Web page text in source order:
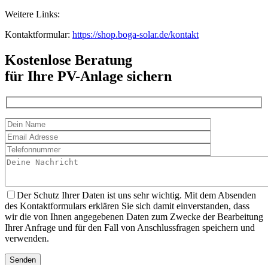
Weitere Links:
Kontaktformular: https://shop.boga-solar.de/kontakt
Kostenlose Beratung
für Ihre PV-Anlage sichern
Der Schutz Ihrer Daten ist uns sehr wichtig. Mit dem Absenden
des Kontaktformulars erklären Sie sich damit einverstanden, dass
wir die von Ihnen angegebenen Daten zum Zwecke der Bearbeitung
Ihrer Anfrage und für den Fall von Anschlussfragen speichern und
verwenden.
Senden